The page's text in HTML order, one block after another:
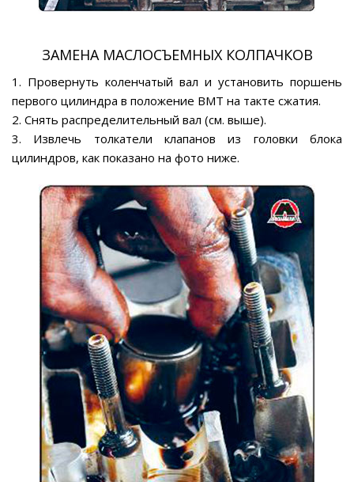
ЗАМЕНА МАСЛОСЪЕМНЫХ КОЛПАЧКОВ
1. Провернуть коленчатый вал и установить поршень
первого цилиндра в положение ВМТ на такте сжатия.
2. Снять распределительный вал (см. выше).
3. Извлечь толкатели клапанов из головки блока
цилиндров, как показано на фото ниже.